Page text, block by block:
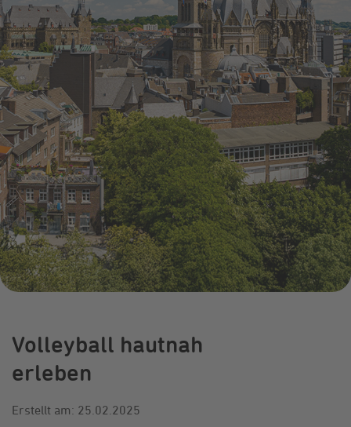
Elektromobilität
Online-
Store
Online-Service
Umzugsservice
Energieberatung
Energiefragen
Kündigung
Wärmestrom
Treue-Bonus
Vorteile
Volleyball hautnah
erleben
Erstellt am: 25.02.2025